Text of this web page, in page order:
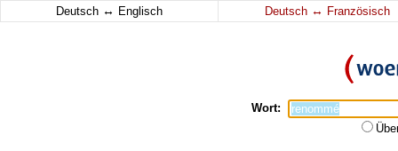
Deutsch ↔ Englisch Deutsch ↔ Französisch
Wort: